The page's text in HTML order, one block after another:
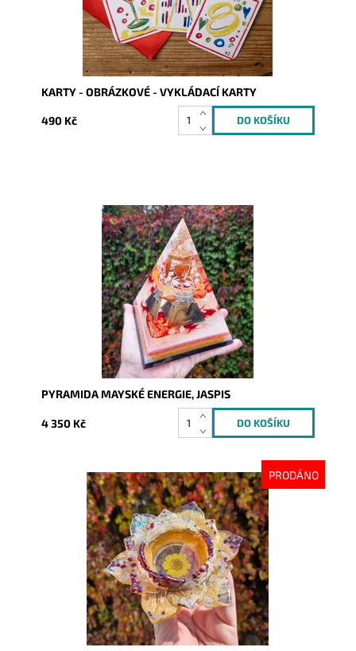
KARTY - OBRÁZKOVÉ - VYKLÁDACÍ KARTY
490 Kč
Dostupnost:
Skladem
9936
PYRAMIDA MAYSKÉ ENERGIE, JASPIS
4 350 Kč
PRODÁNO
Dostupnost:
Vyprodáno
9951